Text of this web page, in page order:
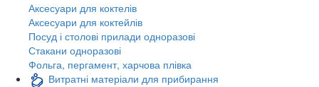
Аксесуари для коктелів
Аксесуари для коктейлів
Посуд і столові прилади одноразові
Стакани одноразові
Фольга, пергамент, харчова плівка
Витратні матеріали для прибирання